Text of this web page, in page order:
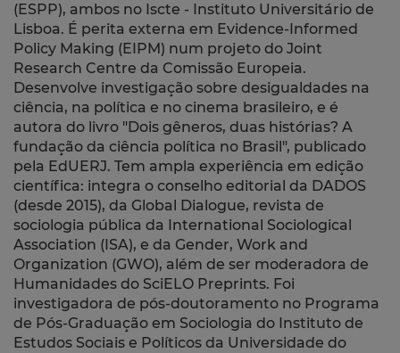
(ESPP), ambos no Iscte - Instituto Universitário de
Lisboa. É perita externa em Evidence-Informed
Policy Making (EIPM) num projeto do Joint
Research Centre da Comissão Europeia.
Desenvolve investigação sobre desigualdades na
ciência, na política e no cinema brasileiro, e é
autora do livro "Dois gêneros, duas histórias? A
fundação da ciência política no Brasil", publicado
pela EdUERJ. Tem ampla experiência em edição
científica: integra o conselho editorial da DADOS
(desde 2015), da Global Dialogue, revista de
sociologia pública da International Sociological
Association (ISA), e da Gender, Work and
Organization (GWO), além de ser moderadora de
Humanidades do SciELO Preprints. Foi
investigadora de pós-doutoramento no Programa
de Pós-Graduação em Sociologia do Instituto de
Estudos Sociais e Políticos da Universidade do